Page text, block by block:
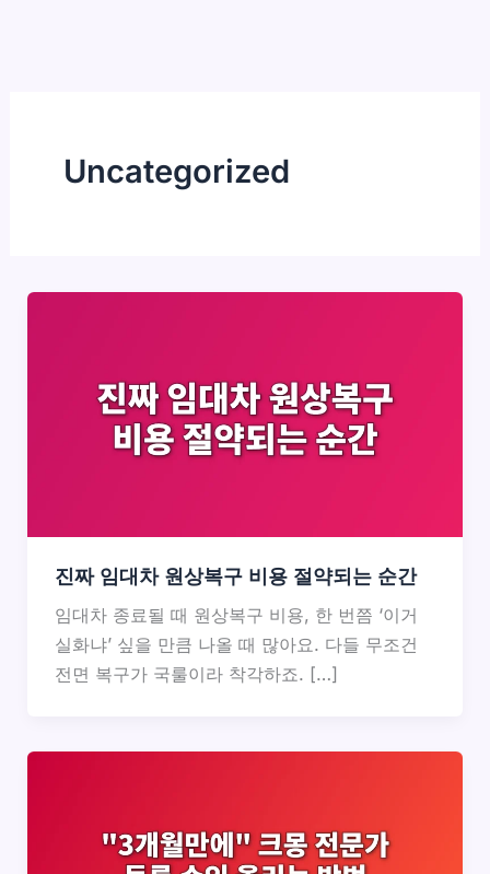
Uncategorized
진짜 임대차 원상복구 비용 절약되는 순간
임대차 종료될 때 원상복구 비용, 한 번쯤 ‘이거
실화냐’ 싶을 만큼 나올 때 많아요. 다들 무조건
전면 복구가 국룰이라 착각하죠. […]